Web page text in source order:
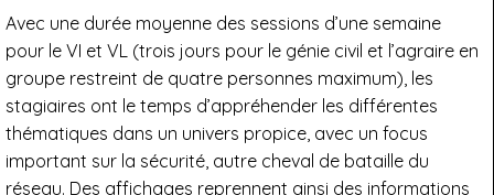
Avec une durée moyenne des sessions d’une semaine
pour le VI et VL (trois jours pour le génie civil et l’agraire en
groupe restreint de quatre personnes maximum), les
stagiaires ont le temps d’appréhender les différentes
thématiques dans un univers propice, avec un focus
important sur la sécurité, autre cheval de bataille du
réseau. Des affichages reprennent ainsi des informations